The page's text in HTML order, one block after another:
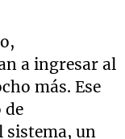
a ingresar al
más. Ese
de
sistema, un